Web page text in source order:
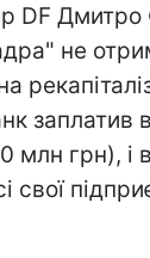
DF Дмитро
не
заплатив
млн грн), і
свої